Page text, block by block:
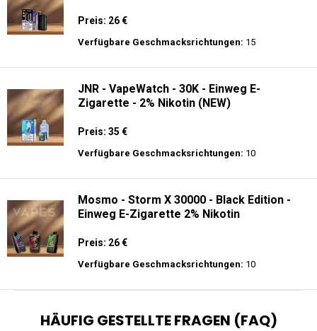
Preis: 26 €
Verfügbare Geschmacksrichtungen: 15
JNR - VapeWatch - 30K - Einweg E-
Zigarette - 2% Nikotin (NEW)
Preis: 35 €
Verfügbare Geschmacksrichtungen: 10
Mosmo - Storm X 30000 - Black Edition -
Einweg E-Zigarette 2% Nikotin
Preis: 26 €
Verfügbare Geschmacksrichtungen: 10
HÄUFIG GESTELLTE FRAGEN (FAQ)